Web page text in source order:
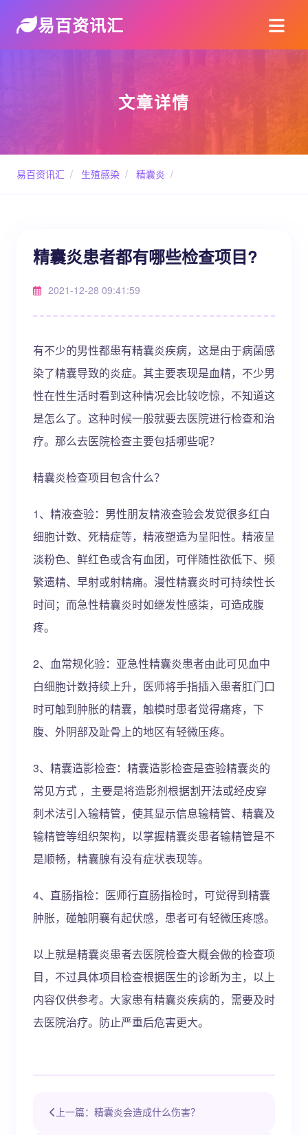
易百资讯汇
文章详情
易百资讯汇 / 生殖感染 / 精囊炎 /
精囊炎患者都有哪些检查项目?
2021-12-28 09:41:59
有不少的男性都患有精囊炎疾病，这是由于病菌感
染了精囊导致的炎症。其主要表现是血精，不少男
性在性生活时看到这种情况会比较吃惊，不知道这
是怎么了。这种时候一般就要去医院进行检查和治
疗。那么去医院检查主要包括哪些呢？
精囊炎检查项目包含什么？
1、精液查验：男性朋友精液查验会发觉很多红白
细胞计数、死精症等，精液塑造为呈阳性。精液呈
淡粉色、鲜红色或含有血团，可伴随性欲低下、频
繁遗精、早射或射精痛。漫性精囊炎时可持续性长
时间；而急性精囊炎时如继发性感柒，可造成腹
疼。
2、血常规化验：亚急性精囊炎患者由此可见血中
白细胞计数持续上升，医师将手指插入患者肛门口
时可触到肿胀的精囊，触模时患者觉得痛疼，下
腹、外阴部及趾骨上的地区有轻微压疼。
3、精囊造影检查：精囊造影检查是查验精囊炎的
常见方式 ，主要是将造影剂根据割开法或经皮穿
刺术法引入输精管，使其显示信息输精管、精囊及
输精管等组织架构，以掌握精囊炎患者输精管是不
是顺畅，精囊腺有没有症状表现等。
4、直肠指检：医师行直肠指检时，可觉得到精囊
肿胀，碰触阴襄有起伏感，患者可有轻微压疼感。
以上就是精囊炎患者去医院检查大概会做的检查项
目，不过具体项目检查根据医生的诊断为主，以上
内容仅供参考。大家患有精囊炎疾病的，需要及时
去医院治疗。防止严重后危害更大。
上一篇：精囊炎会造成什么伤害？